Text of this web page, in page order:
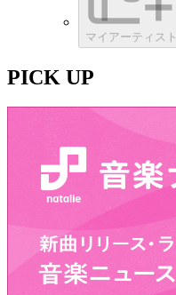
マイアーティスト
PICK UP